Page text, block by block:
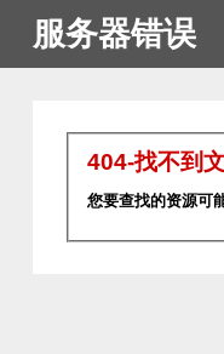
服务器错误
404-找不到
您要查找的资源可